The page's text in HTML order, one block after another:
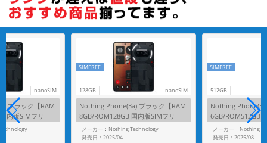
nanoSIM
ブラック【RAM
内版SIMフリ
128GB nanoSIM
SIMFREE
Nothing Phone(3a) ブラック【RAM
8GB/ROM128GB 国内版SIMフリ
ー】
メーカー：Nothing Technology
発売日：2025/04
512GB
SIMFREE
Nothing Phone(3)
6GB/ROM512GB
ー】
メーカー：Nothing
発売日：2025/08